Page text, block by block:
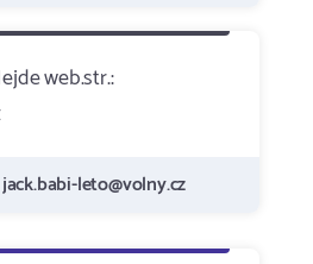
web.str.:
jack.babi-leto@volny.cz